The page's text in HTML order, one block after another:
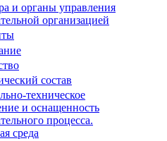
и органы управления
организацией
состав
техническое
и оснащенность
процесса.
среда